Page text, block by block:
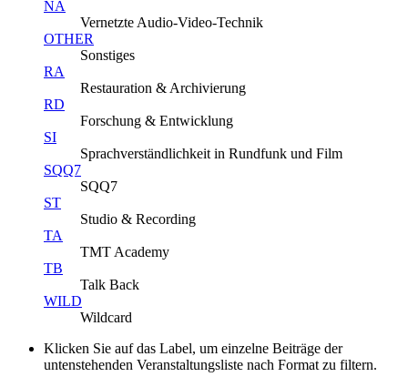
NA
Vernetzte Audio-Video-Technik
OTHER
Sonstiges
RA
Restauration & Archivierung
RD
Forschung & Entwicklung
SI
Sprachverständlichkeit in Rundfunk und Film
SQQ7
SQQ7
ST
Studio & Recording
TA
TMT Academy
TB
Talk Back
WILD
Wildcard
Klicken Sie auf das Label, um einzelne Beiträge der
untenstehenden Veranstaltungsliste nach Format zu filtern.